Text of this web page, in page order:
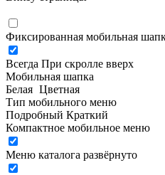
Фиксированная мобильная
Всегда При скролле вверх
Мобильная шапка
Белая Цветная
Тип мобильного меню
Подробный Краткий
Компактное мобильное меню
Меню каталога развёрнуто